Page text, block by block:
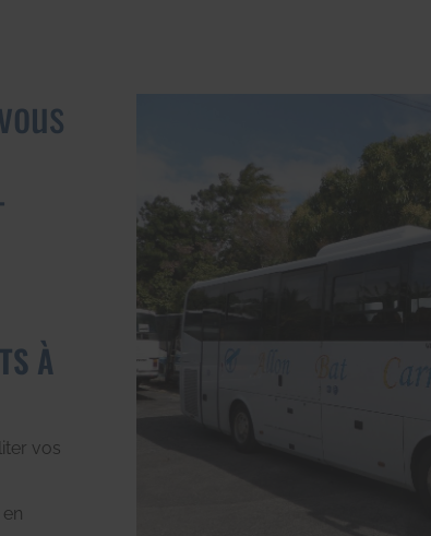
À
vos